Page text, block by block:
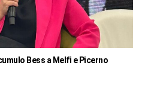
Bess a Melfi e Picerno